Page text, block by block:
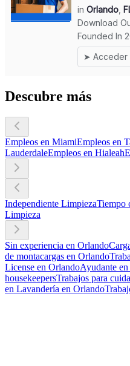
Descubre más
Empleos en MiamiEmpleos en
LauderdaleEmpleos en Hialeah
Independiente LimpiezaTiempo
Limpieza
Sin experiencia en Orlando
de montacargas en Orlando
License en OrlandoAyudante
housekeepersTrabajos para
en Lavandería en Orlando